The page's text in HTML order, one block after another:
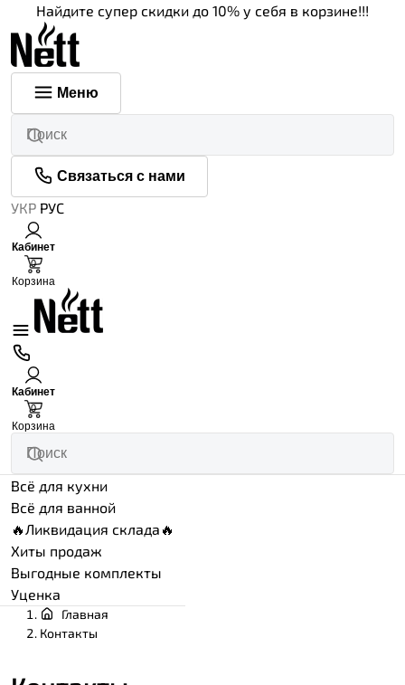
Найдите супер скидки до 10% у себя в корзине!!!
Меню
Связаться с нами
УКР РУС
Кабинет
0
Корзина
Кабинет
0
Корзина
Всё для кухни
Всё для ванной
🔥Ликвидация склада🔥
Хиты продаж
Выгодные комплекты
Уценка
Главная
Контакты